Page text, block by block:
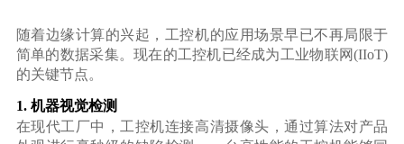
随着边缘计算的兴起，工控机的应用场景早已不再局限于
简单的数据采集。现在的工控机已经成为工业物联网(IIoT)
的关键节点。
1. 机器视觉检测
在现代工厂中，工控机连接高清摄像头，通过算法对产品